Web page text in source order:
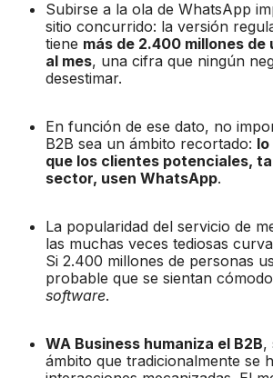
Subirse a la ola de WhatsApp
sitio concurrido: la versión
tiene más de 2.400 millones
al mes, una cifra que ningún
desestimar.
En función de ese dato, no
B2B sea un ámbito recortado: lo
que los clientes potenciales,
sector, usen WhatsApp.
La popularidad del servicio de
las muchas veces tediosas
Si 2.400 millones de personas
probable que se sientan
software.
WA Business humaniza el B2B,
ámbito que tradicionalmente se